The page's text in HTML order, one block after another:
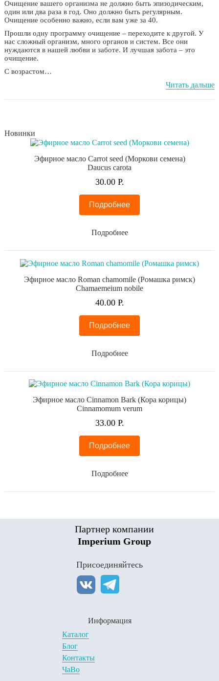
Очищение вашего организма не должно быть эпизодическим,
один или два раза в год. Оно должно быть регулярным.
Очищение особенно важно, если вам уже за 40.
Прошли одну программу очищение – переходите к другой. У
нас сложный организм, много органов и систем. Все они
нуждаются в нашей любви и заботе. И лучшая забота – это
очищение.
С возрастом…
Читать дальше
Новинки
Эфирное масло Carrot seed (Моркови семена)
Daucus carota
30.00Р.
Подробнее
Подробнее
Эфирное масло Roman chamomile (Ромашка римск)
Chamaemeium nobile
40.00Р.
Подробнее
Подробнее
Эфирное масло Cinnamon Bark (Кора корицы)
Cinnamomum verum
33.00Р.
Подробнее
Подробнее
Партнер компании
Imperium Group
Присоединяйтесь
Информация
Каталог
Блог
Контакты
ЧаВо